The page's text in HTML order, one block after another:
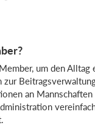
um den
zur
an